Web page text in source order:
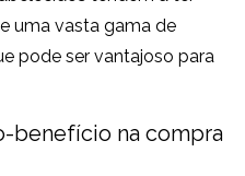
uma vasta gama de
pode ser vantajoso para
benefício na compra